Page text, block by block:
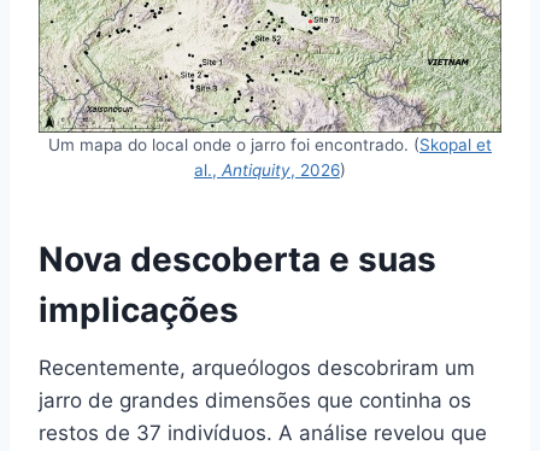
Um mapa do local onde o jarro foi encontrado. (Skopal et
al., Antiquity, 2026)
Nova descoberta e suas
implicações
Recentemente, arqueólogos descobriram um
jarro de grandes dimensões que continha os
restos de 37 indivíduos. A análise revelou que